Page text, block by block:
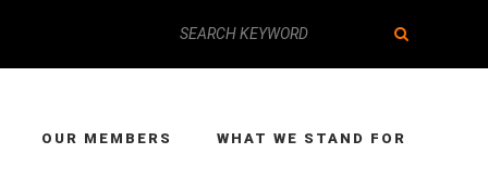
OUR MEMBERS WHAT WE STAND FOR